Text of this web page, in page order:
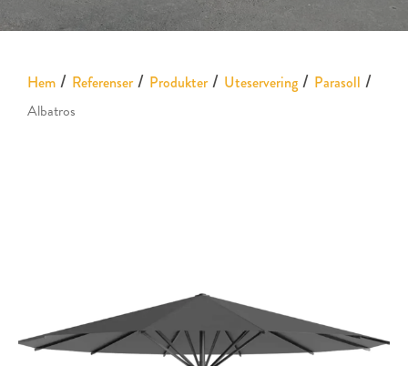
Hem Referenser Produkter Uteservering Parasoll
Albatros